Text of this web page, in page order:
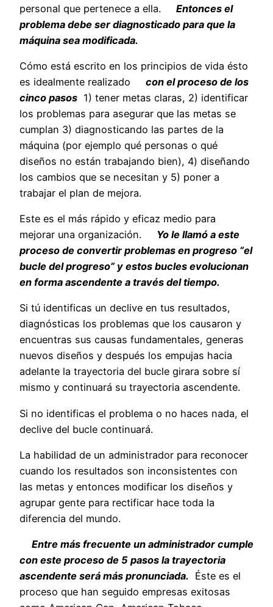
personal que pertenece a ella.
Entonces el
problema debe ser diagnosticado para que la
máquina sea modificada.
Cómo está escrito en los principios de vida ésto
es idealmente realizado
con el proceso de los
cinco pasos 1) tener metas claras, 2) identificar
los problemas para asegurar que las metas se
cumplan 3) diagnosticando las partes de la
máquina (por ejemplo qué personas o qué
diseños no están trabajando bien), 4) diseñando
los cambios que se necesitan y 5) poner a
trabajar el plan de mejora.
Este es el más rápido y eficaz medio para
mejorar una organización.
Yo le llamó a este
proceso de convertir problemas en progreso “el
bucle del progreso” y estos bucles evolucionan
en forma ascendente a través del tiempo.
Si tú identificas un declive en tus resultados,
diagnósticas los problemas que los causaron y
encuentras sus causas fundamentales, generas
nuevos diseños y después los empujas hacia
adelante la trayectoria del bucle girara sobre sí
mismo y continuará su trayectoria ascendente.
Si no identificas el problema o no haces nada, el
declive del bucle continuará.
La habilidad de un administrador para reconocer
cuando los resultados son inconsistentes con
las metas y entonces modificar los diseños y
agrupar gente para rectificar hace toda la
diferencia del mundo.
Entre más frecuente un administrador cumple
con este proceso de 5 pasos la trayectoria
ascendente será más pronunciada. Éste es el
proceso que han seguido empresas exitosas